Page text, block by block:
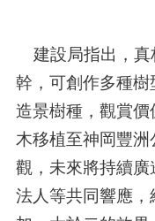
建設局指出，真
幹，可創作多種
造景樹種，觀賞
木移植至神岡豐
觀，未來將持續
法人等共同響應